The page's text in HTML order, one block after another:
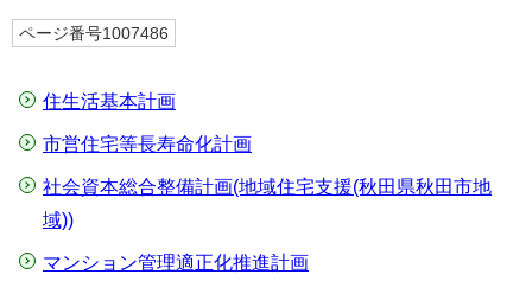
ページ番号1007486
住生活基本計画
市営住宅等長寿命化計画
社会資本総合整備計画(地域住宅支援(秋田県秋田市地
域))
マンション管理適正化推進計画